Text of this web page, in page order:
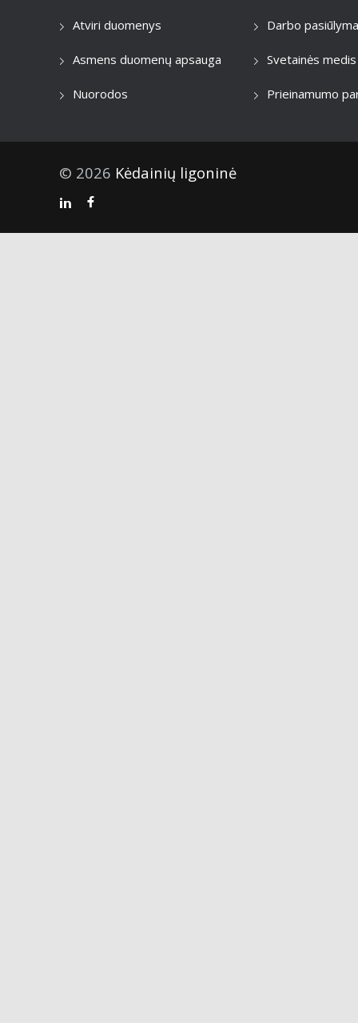
Atviri duomenys
Asmens duomenų apsauga
Nuorodos
Darbo
Svetainės medis
Prieinamumo
© 2026 Kėdainių ligoninė